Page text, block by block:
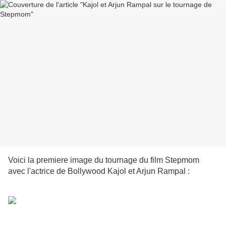
Voici la premiere image du tournage du film Stepmom
avec l'actrice de Bollywood Kajol et Arjun Rampal :